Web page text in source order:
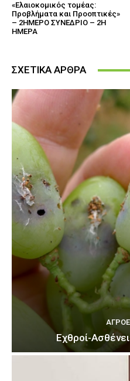
«Ελαιοκομικός τομέας:
Προβλήματα και Προοπτικές»
– 2ΗΜΕΡΟ ΣΥΝΕΔΡΙΟ – 2Η
ΗΜΕΡΑ
ΣΧΕΤΙΚΑ ΑΡΘΡΑ
Εχθροί-